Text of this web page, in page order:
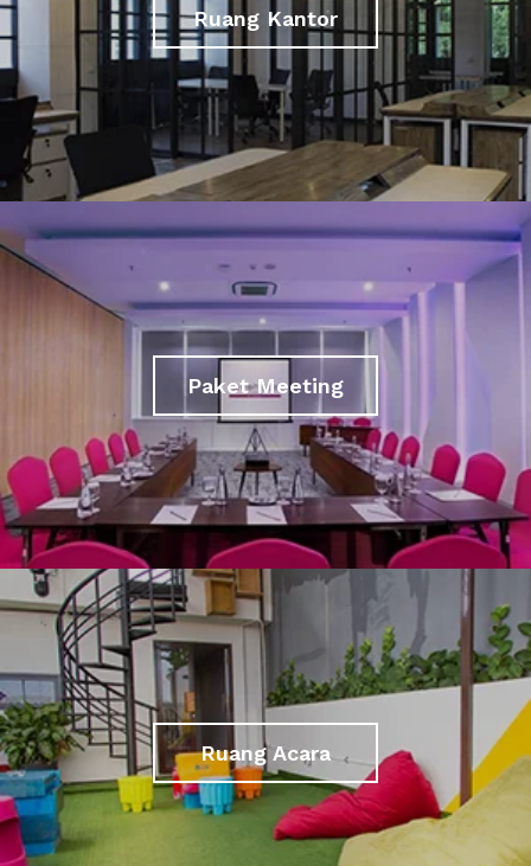
Ruang Kantor
Paket Meeting
Ruang Acara